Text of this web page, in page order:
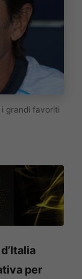
i grandi favoriti
per